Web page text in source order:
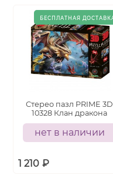
Стерео пазл PRIME 3D
10328 Клан дракона
нет в наличии
1 210 ₽